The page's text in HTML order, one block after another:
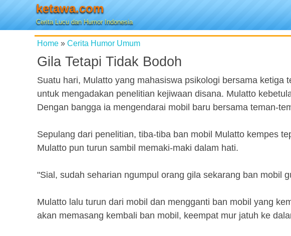
ketawa.com
Cerita Lucu dan Humor Indonesia
Home » Cerita Humor Umum
Gila Tetapi Tidak Bodoh
Suatu hari, Mulatto yang mahasiswa psikologi bersama ketiga
untuk mengadakan penelitian kejiwaan disana. Mulatto
Dengan bangga ia mengendarai mobil baru bersama teman-
Sepulang dari penelitian, tiba-tiba ban mobil Mulatto kempes
Mulatto pun turun sambil memaki-maki dalam hati.
"Sial, sudah seharian ngumpul orang gila sekarang ban mobil
Mulatto lalu turun dari mobil dan mengganti ban mobil yang
akan memasang kembali ban mobil, keempat mur jatuh ke